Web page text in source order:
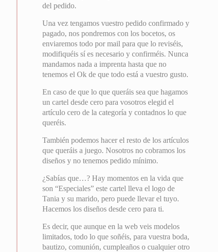
del pedido.
Una vez tengamos vuestro pedido confirmado y
pagado, nos pondremos con los bocetos, os
enviaremos todo por mail para que lo reviséis,
modifiquéis sí es necesario y confirméis. Nunca
mandamos nada a imprenta hasta que no
tenemos el Ok de que todo está a vuestro gusto.
En caso de que lo que queráis sea que hagamos
un cartel desde cero para vosotros elegid el
artículo cero de la categoría y contadnos lo que
queréis.
También podemos hacer el resto de los artículos
que queráis a juego. Nosotros no cobramos los
diseños y no tenemos pedido mínimo.
¿Sabías que…? Hay momentos en la vida que
son “Especiales” este cartel lleva el logo de
Tania y su marido, pero puede llevar el tuyo.
Hacemos los diseños desde cero para ti.
Es decir, que aunque en la web veis modelos
limitados, todo lo que soñéis, para vuestra boda,
bautizo, comunión, cumpleaños o cualquier otro